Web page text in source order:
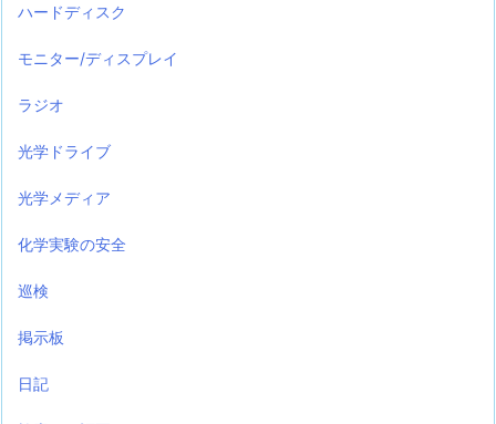
ハードディスク
モニター/ディスプレイ
ラジオ
光学ドライブ
光学メディア
化学実験の安全
巡検
掲示板
日記